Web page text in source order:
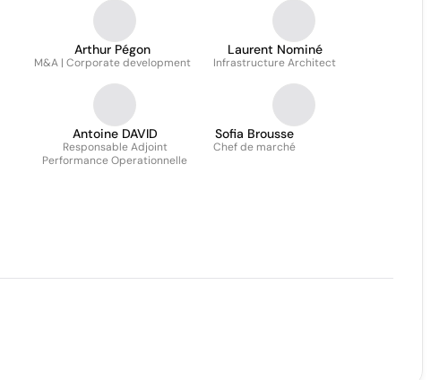
Arthur Pégon
M&A | Corporate development
Laurent Nominé
Infrastructure Architect
Antoine DAVID
Responsable Adjoint
Performance Operationnelle
Sofia Brousse
Chef de marché